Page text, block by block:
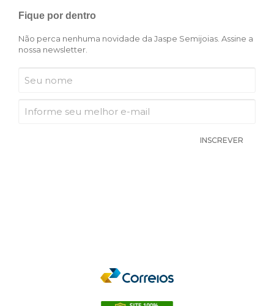
Fique por dentro
Não perca nenhuma novidade da Jaspe Semijoias. Assine a
nossa newsletter.
INSCREVER